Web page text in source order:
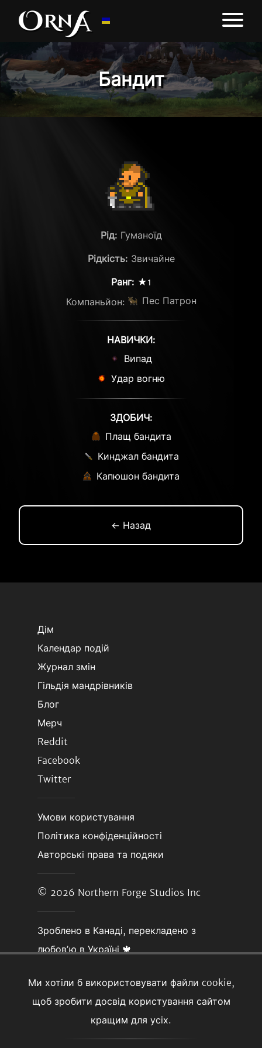
Бандит
Ми хотіли б використовувати файли cookie,
щоб зробити досвід користування сайтом
кращим для усіх.
Рід: Гуманоїд
Рідкість: Звичайне
Ранг: ★1
Компаньйон:
Пес Патрон
НАВИЧКИ:
Випад
Удар вогню
ЗДОБИЧ:
Плащ бандита
Кинджал бандита
Капюшон бандита
← Назад
Дім
Календар подій
Журнал змін
Гільдія мандрівників
Блог
Мерч
Reddit
Facebook
Twitter
Умови користування
Політика конфіденційності
Авторські права та подяки
© 2026 Northern Forge Studios Inc
Зроблено в Канаді, перекладено з
любовʼю в Україні 🍁